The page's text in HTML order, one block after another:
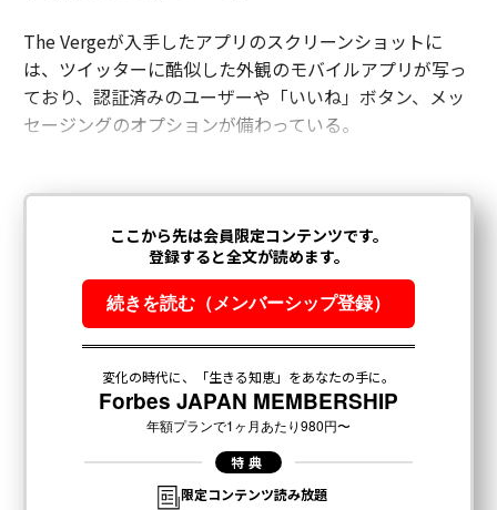
The Vergeが入手したアプリのスクリーンショットに
は、ツイッターに酷似した外観のモバイルアプリが写っ
ており、認証済みのユーザーや「いいね」ボタン、メッ
セージングのオプションが備わっている。